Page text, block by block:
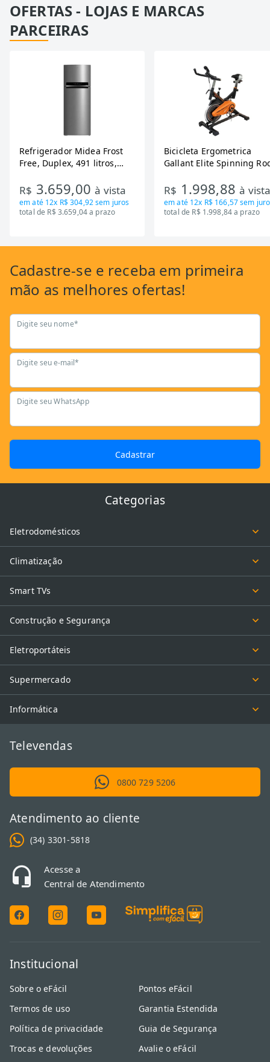
OFERTAS - LOJAS E MARCAS
PARCEIRAS
Refrigerador Midea Frost
Free, Duplex, 491 litros,
RT650EVK463)
R$ 3.659,00à vista
em até 12x R$ 304,92sem juros
total de R$ 3.659,04 a prazo
Bicicleta Ergometrica
Gallant Elite Spinning
Mecanica GSB13HBTA-PT
R$ 1.998,88à
em até 12x R$ 166,57sem
total de R$ 1.998,84 a prazo
Cadastre-se e receba em primeira
mão as melhores ofertas!
Digite seu nome*
Digite seu e-mail*
Digite seu WhatsApp
Cadastrar
Categorias
Eletrodomésticos
Climatização
Smart TVs
Construção e Segurança
Eletroportáteis
Supermercado
Informática
Televendas
0800 729 5206
Atendimento ao cliente
(34) 3301-5818
Acesse a
Central de Atendimento
Institucional
Sobre o eFácil
Termos de uso
Política de privacidade
Trocas e devoluções
Pontos eFácil
Garantia Estendida
Guia de Segurança
Avalie o eFácil